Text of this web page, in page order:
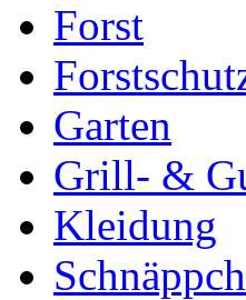
Forst
Garten
Grill- &
Kleidung